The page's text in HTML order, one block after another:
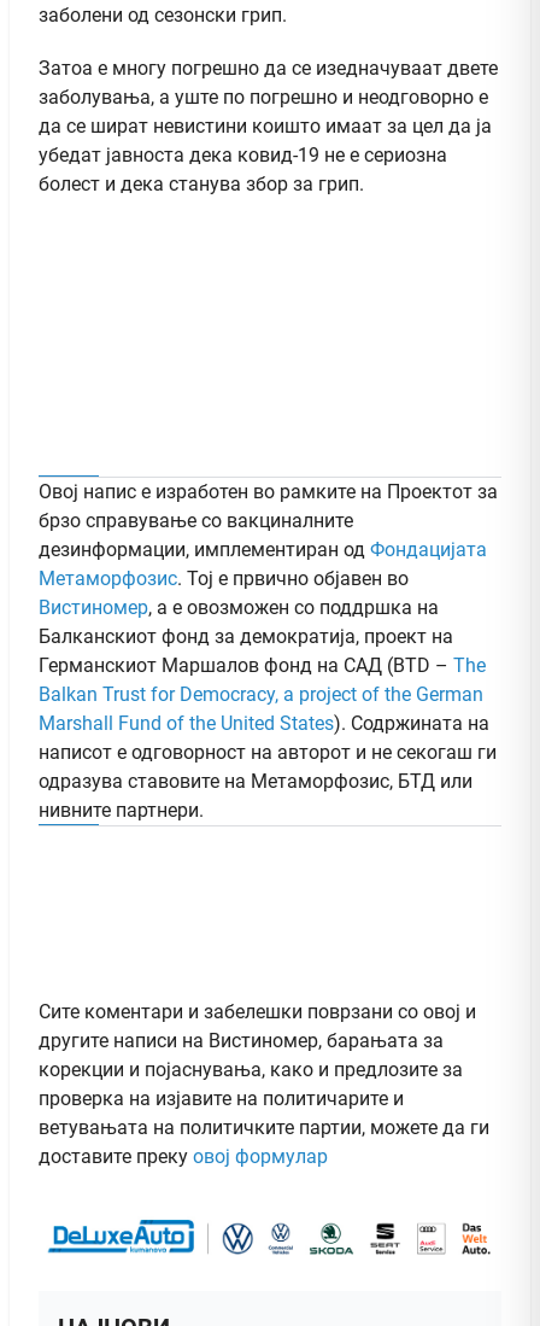
заболени од сезонски грип.
Затоа е многу погрешно да се изедначуваат двете
заболувања, а уште по погрешно и неодговорно е
да се шират невистини коишто имаат за цел да ја
убедат јавноста дека ковид-19 не е сериозна
болест и дека станува збор за грип.
Овој напис е изработен во рамките на Проектот за
брзо справување со вакциналните
дезинформации, имплементиран од Фондацијата
Метаморфозис. Тој е првично објавен во
Вистиномер, а e овозможен со поддршка на
Балканскиот фонд за демократија, проект на
Германскиот Маршалов фонд на САД (BTD – The
Balkan Trust for Democracy, a project of the German
Marshall Fund of the United States). Содржината на
написот е одговорност на авторот и не секогаш ги
одразува ставовите на Метаморфозис, БТД или
нивните партнери.
Сите коментари и забелешки поврзани со овој и
другите написи на Вистиномер, барањата за
корекции и појаснувања, како и предлозите за
проверка на изјавите на политичарите и
ветувањата на политичките партии, можете да ги
доставите преку овој формулар